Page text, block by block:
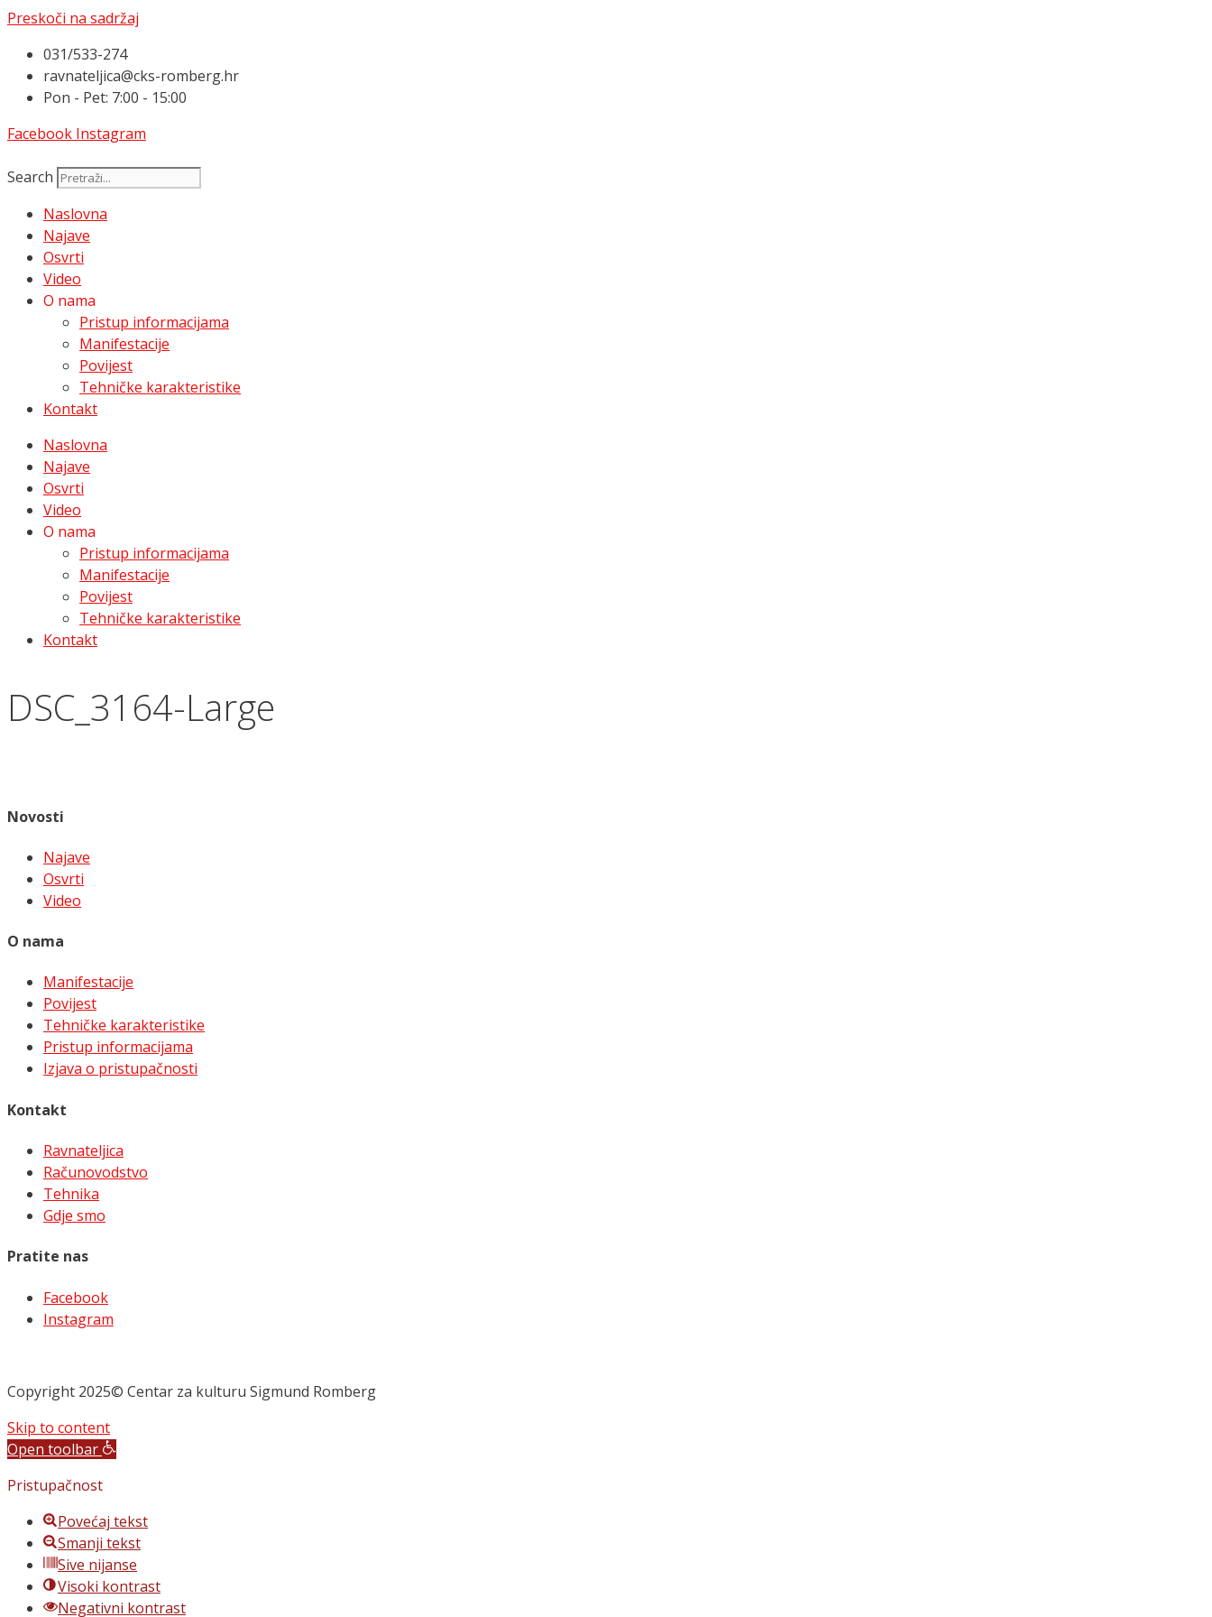
Preskoči na sadržaj
031/533-274
ravnateljica@cks-romberg.hr
Pon - Pet: 7:00 - 15:00
Facebook Instagram
Search
Naslovna
Najave
Osvrti
Video
O nama
Pristup informacijama
Manifestacije
Povijest
Tehničke karakteristike
Kontakt
Naslovna
Najave
Osvrti
Video
O nama
Pristup informacijama
Manifestacije
Povijest
Tehničke karakteristike
Kontakt
DSC_3164-Large
Novosti
Najave
Osvrti
Video
O nama
Manifestacije
Povijest
Tehničke karakteristike
Pristup informacijama
Izjava o pristupačnosti
Kontakt
Ravnateljica
Računovodstvo
Tehnika
Gdje smo
Pratite nas
Facebook
Instagram
Copyright 2025© Centar za kulturu Sigmund Romberg
Skip to content
Open toolbar
Pristupačnost
Povećaj tekst
Smanji tekst
Sive nijanse
Visoki kontrast
Negativni kontrast